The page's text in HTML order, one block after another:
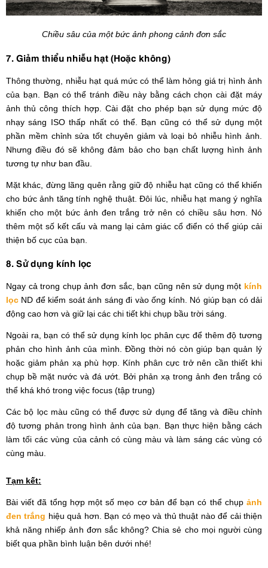
Chiều sâu của một bức ảnh phong cảnh đơn sắc
7. Giảm thiểu nhiễu hạt (Hoặc không)
Thông thường, nhiễu hạt quá mức có thể làm hỏng giá trị hình ảnh
của bạn. Bạn có thể tránh điều này bằng cách chọn cài đặt máy
ảnh thủ công thích hợp. Cài đặt cho phép bạn sử dụng mức độ
nhạy sáng ISO thấp nhất có thể. Bạn cũng có thể sử dụng một
phần mềm chỉnh sửa tốt chuyên giảm và loại bỏ nhiễu hình ảnh.
Nhưng điều đó sẽ không đảm bảo cho bạn chất lượng hình ảnh
tương tự như ban đầu.
Mặt khác, đừng lãng quên rằng giữ độ nhiễu hạt cũng có thể khiến
cho bức ảnh tăng tính nghệ thuật. Đôi lúc, nhiễu hạt mang ý nghĩa
khiến cho một bức ảnh đen trắng trở nên có chiều sâu hơn. Nó
thêm một số kết cấu và mang lại cảm giác cổ điển có thể giúp cải
thiện bố cục của bạn.
8. Sử dụng kính lọc
Ngay cả trong chụp ảnh đơn sắc, bạn cũng nên sử dụng một kính
lọc ND để kiểm soát ánh sáng đi vào ống kính. Nó giúp bạn có dải
động cao hơn và giữ lại các chi tiết khi chụp bầu trời sáng.
Ngoài ra, bạn có thể sử dụng kính lọc phân cực để thêm độ tương
phản cho hình ảnh của mình. Đồng thời nó còn giúp bạn quản lý
hoặc giảm phản xạ phù hợp. Kính phân cực trở nên cần thiết khi
chụp bề mặt nước và đá ướt. Bởi phản xạ trong ảnh đen trắng có
thể khá khó trong việc focus (tập trung)
Các bộ lọc màu cũng có thể được sử dụng để tăng và điều chỉnh
độ tương phản trong hình ảnh của bạn. Bạn thực hiện bằng cách
làm tối các vùng của cảnh có cùng màu và làm sáng các vùng có
cùng màu.
Tạm kết:
Bài viết đã tổng hợp một số mẹo cơ bản để bạn có thể chụp ảnh
đen trắng hiệu quả hơn. Bạn có mẹo và thủ thuật nào để cải thiện
khả năng nhiếp ảnh đơn sắc không? Chia sẻ cho mọi người cùng
biết qua phần bình luận bên dưới nhé!